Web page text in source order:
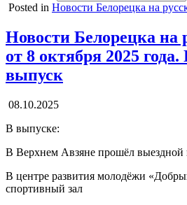
Posted in Новости Белорецка на
Новости Белорецка на
от 8 октября 2025
выпуск
08.10.2025
В выпуске:
В Верхнем Авзяне прошёл выездной
В центре развития молодёжи
спортивный зал